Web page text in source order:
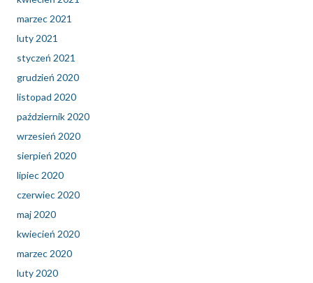
marzec 2021
luty 2021
styczeń 2021
grudzień 2020
listopad 2020
październik 2020
wrzesień 2020
sierpień 2020
lipiec 2020
czerwiec 2020
maj 2020
kwiecień 2020
marzec 2020
luty 2020